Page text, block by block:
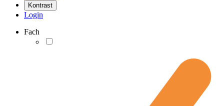
Kontrast
Login
Fach